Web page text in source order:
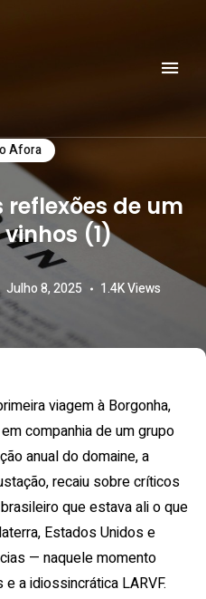
Afora
de um
(1)
Julho 8, 2025 1.4K Views
viagem à Borgonha,
companhia de um grupo
anual do domaine, a
recaiu sobre críticos
que estava ali o que
Estados Unidos e
— naquele momento
a idiossincrática LARVF.